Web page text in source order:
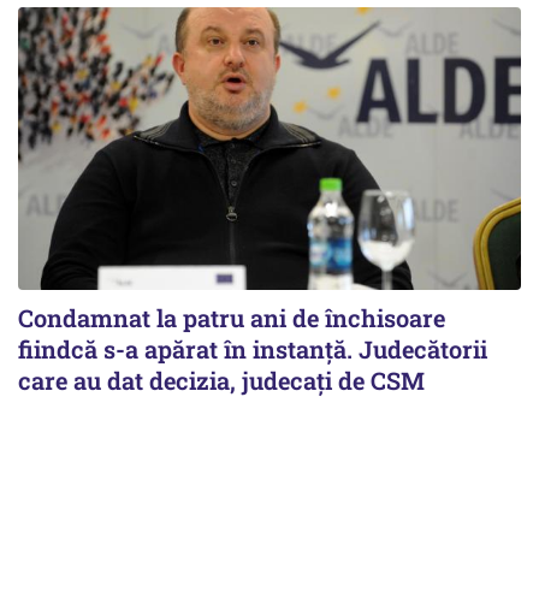
Condamnat la patru ani de închisoare
fiindcă s-a apărat în instanță. Judecătorii
care au dat decizia, judecați de CSM